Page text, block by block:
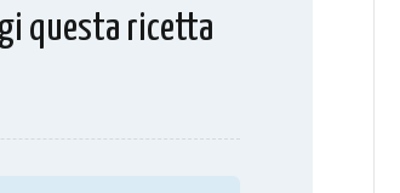
questa ricetta